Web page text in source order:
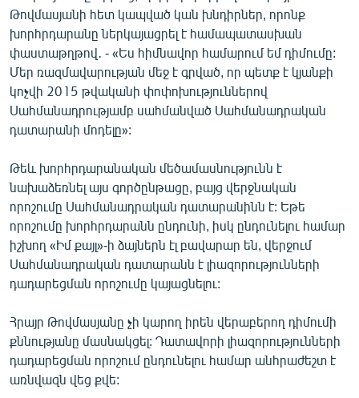
Թովմասյանի հետ կապված կան խնդիրներ, որոնք
խորհրդարանը ներկայացրել է համապատասխան
փաստաթղթով․ - «Ես հիմնավոր համարում եմ դիմումը:
Մեր ռազմավարության մեջ է գրված, որ պետք է կյանքի
կոչվի 2015 թվականի փոփոխություններով
Սահմանադրությամբ սահմանված Սահմանադրական
դատարանի մոդելը»:
Թեև խորհրդարանական մեծամասնությունն է
նախաձեռնել այս գործընթացը, բայց վերջնական
որոշումը Սահմանադրական դատարանինն է: Եթե
որոշումը խորհրդարանն ընդունի, իսկ ընդունելու համար
իշխող «Իմ քայլ»-ի ձայներն էլ բավարար են, վերջում
Սահմանադրական դատարանն է լիազորությունների
դադարեցման որոշումը կայացնելու:
Հրայր Թովմասյանը չի կարող իրեն վերաբերող դիմումի
քննությանը մասնակցել: Դատավորի լիազորությունների
դադարեցման որոշում ընդունելու համար անհրաժեշտ է
առնվազն վեց քվե: